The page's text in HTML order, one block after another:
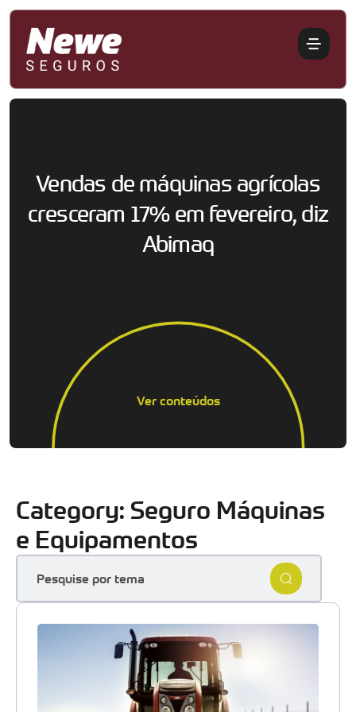
Vendas de máquinas agrícolas
cresceram 17% em fevereiro, diz
Abimaq
Ver conteúdos
Category: Seguro Máquinas
e Equipamentos